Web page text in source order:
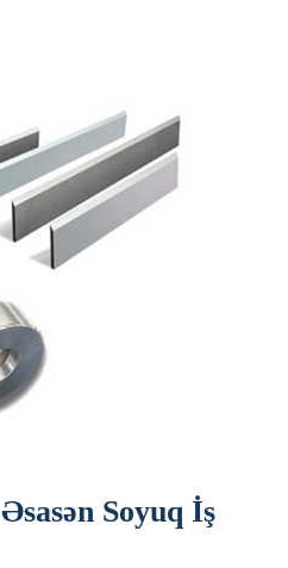
Soyuq İş